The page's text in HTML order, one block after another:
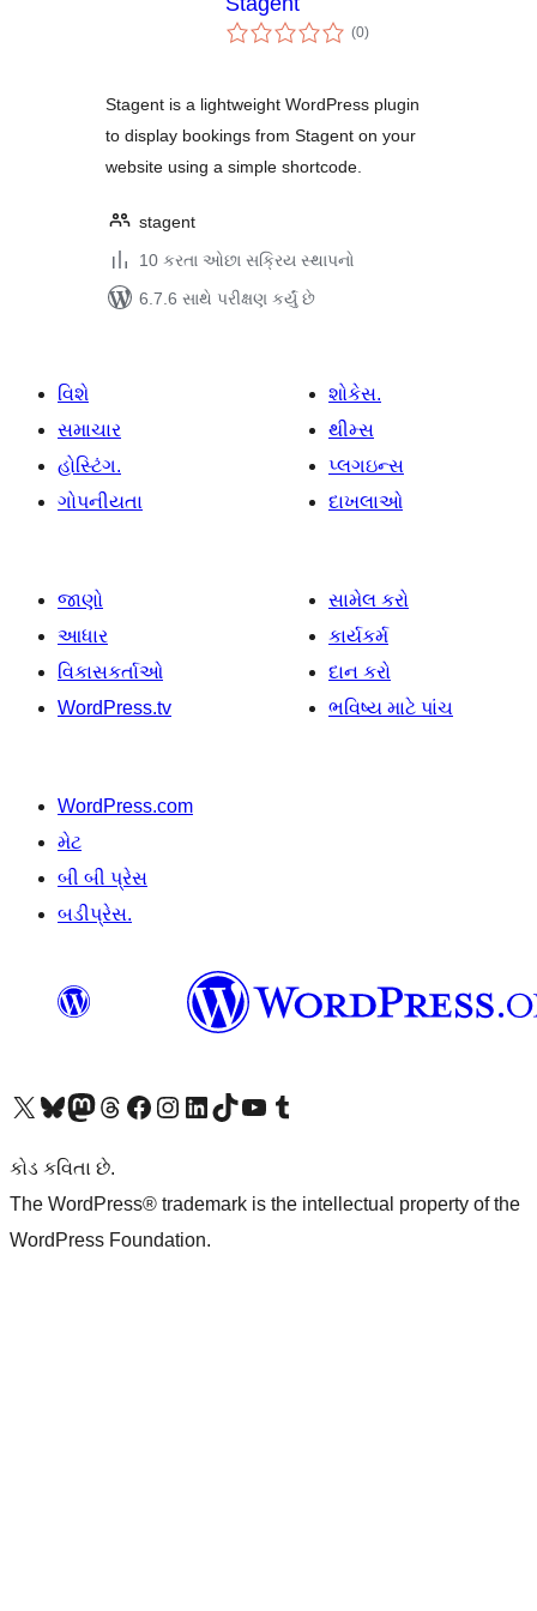
(0કુલ
રેટિંગ્સ
)
Stagent is a lightweight WordPress plugin
to display bookings from Stagent on your
website using a simple shortcode.
stagent
10 કરતા ઓછા સક્રિય સ્થાપનો
6.7.6 સાથે પરીક્ષણ કર્યું છે
વિશે
સમાચાર
હોસ્ટિંગ.
ગોપનીયતા
શોકેસ.
થીમ્સ
પ્લગઇન્સ
દાખલાઓ
જાણો
આધાર
વિકાસકર્તાઓ
WordPress.tv
સામેલ કરો
કાર્યકર્મ
દાન કરો
ભવિષ્ય માટે પાંચ
WordPress.com
મેટ
બી બી પ્રેસ
બડીપ્રેસ.
અમારા X (અગાઉ ટ્વિટર) એકાઉન્ટની મુલાકાત લોઅમારા Bluesky એકાઉન્ટની મુલાકાત લોઅમારા માસ્ટોડોન એકાઉન્ટની મુલાકાત લોઅમારા Threads એકાઉન્ટની મુલાકાત લો અમારા ફેસબુક પેજની મુલાકાત લોઅમારા ઇન્સ્ટાગ્રામ એકાઉન્ટની મુલાકાત લો અમારા LinkedIn એકાઉન્ટની મુલાકાત લોઅમારા TikTok એકાઉન્ટની મુલાકાત લોઅમારી YouTube ચેનલની મુલાકાત લો અમારા Tumblr એકાઉન્ટની મુલાકાત લો
કોડ કવિતા છે.
The WordPress® trademark is the intellectual property of the
WordPress Foundation.